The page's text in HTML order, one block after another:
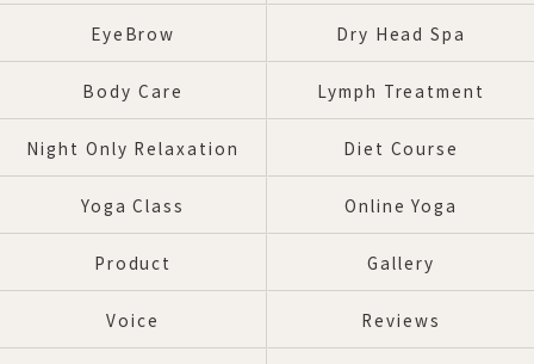
EyeBrow Dry Head Spa
Body Care Lymph Treatment
Night Only Relaxation Diet Course
Yoga Class Online Yoga
Product Gallery
Voice Reviews